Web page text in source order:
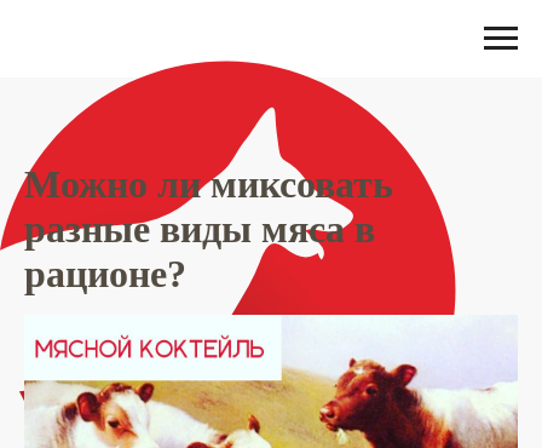
Можно ли миксовать
разные виды мяса в
рационе?